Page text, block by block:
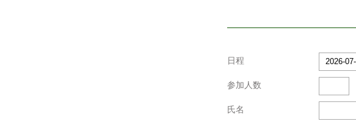
日程
参加人数
氏名